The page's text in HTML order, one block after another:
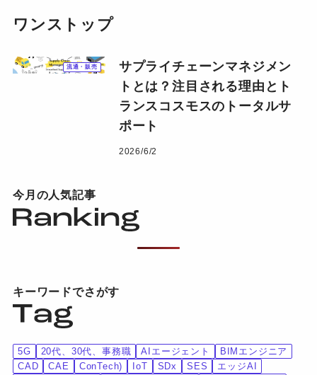
ワンストップ
流通・販売
サプライチェーンマネジメン
トとは？注目される理由とト
ランスコスモスのトータルサ
ポート
2026/6/2
今月の人気記事
キーワードでさがす
5G 20代、30代、事務職 AIエージェント
BIMエンジニア
CAD
CAE ConTech) IoT SDx SES
エッジAI